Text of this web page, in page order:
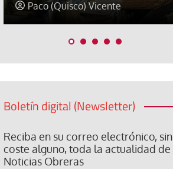
David Alvarado
Boletín digital (Newsletter)
Reciba en su correo electrónico, sin
coste alguno, toda la actualidad de
Noticias Obreras